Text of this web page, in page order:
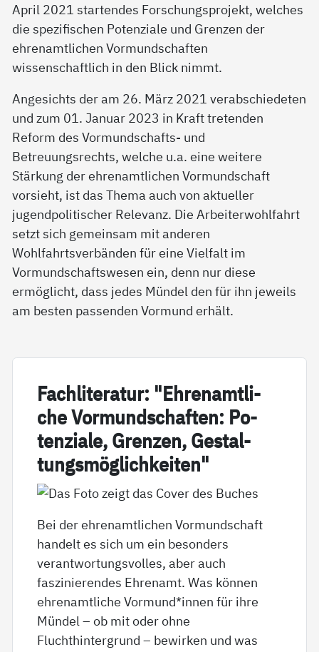
April 2021 startendes Forschungsprojekt, welches
die spezifischen Potenziale und Grenzen der
ehrenamtlichen Vormundschaften
wissenschaftlich in den Blick nimmt.
Angesichts der am 26. März 2021 verabschiedeten
und zum 01. Januar 2023 in Kraft tretenden
Reform des Vormundschafts- und
Betreuungsrechts, welche u.a. eine weitere
Stärkung der ehrenamtlichen Vormundschaft
vorsieht, ist das Thema auch von aktueller
jugendpolitischer Relevanz. Die Arbeiterwohlfahrt
setzt sich gemeinsam mit anderen
Wohlfahrtsverbänden für eine Vielfalt im
Vormundschaftswesen ein, denn nur diese
ermöglicht, dass jedes Mündel den für ihn jeweils
am besten passenden Vormund erhält.
Fach­li­te­ra­tur: "Eh­renamt­li­
che Vor­mund­schaf­ten: Po­
ten­zia­le, Gren­zen, Ge­stal­
tungs­mög­lich­kei­ten"
Bei der ehrenamtlichen Vormundschaft
handelt es sich um ein besonders
verantwortungsvolles, aber auch
faszinierendes Ehrenamt. Was können
ehrenamtliche Vormund*innen für ihre
Mündel – ob mit oder ohne
Fluchthintergrund – bewirken und was